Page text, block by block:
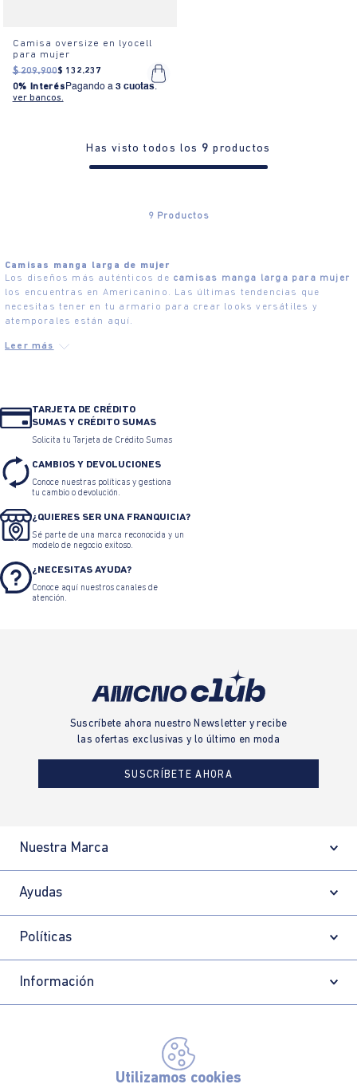
Utilizamos cookies
Camisa oversize en lyocell
para mujer
$ 209.900$ 132.237
0% Interés Pagando a 3 cuotas.
ver bancos.
Has visto todos los 9 productos
9 Productos
Camisas manga larga de mujer
Los diseños más auténticos de camisas manga larga para mujer
los encuentras en Americanino. Las últimas tendencias que
necesitas tener en tu armario para crear looks versátiles y
atemporales están aquí.
TARJETA DE CRÉDITO
SUMAS Y CRÉDITO SUMAS
Solicita tu Tarjeta de Crédito Sumas
CAMBIOS Y DEVOLUCIONES
Conoce nuestras políticas y gestiona
tu cambio o devolución.
¿QUIERES SER UNA FRANQUICIA?
Sé parte de una marca reconocida y un
modelo de negocio exitoso.
¿NECESITAS AYUDA?
Conoce aquí nuestros canales de
atención.
Suscríbete ahora nuestro Newsletter y recibe
las ofertas exclusivas y lo último en moda
SUSCRÍBETE AHORA
Nuestra Marca
Ayudas
Políticas
Información